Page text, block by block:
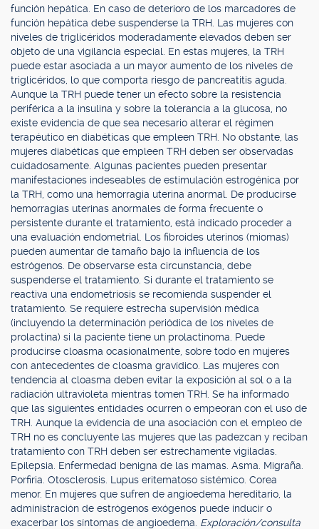
función hepática. En caso de deterioro de los marcadores de
función hepática debe suspenderse la TRH. Las mujeres con
niveles de triglicéridos moderadamente elevados deben ser
objeto de una vigilancia especial. En estas mujeres, la TRH
puede estar asociada a un mayor aumento de los niveles de
triglicéridos, lo que comporta riesgo de pancreatitis aguda.
Aunque la TRH puede tener un efecto sobre la resistencia
periférica a la insulina y sobre la tolerancia a la glucosa, no
existe evidencia de que sea necesario alterar el régimen
terapéutico en diabéticas que empleen TRH. No obstante, las
mujeres diabéticas que empleen TRH deben ser observadas
cuidadosamente. Algunas pacientes pueden presentar
manifestaciones indeseables de estimulación estrogénica por
la TRH, como una hemorragia uterina anormal. De producirse
hemorragias uterinas anormales de forma frecuente o
persistente durante el tratamiento, está indicado proceder a
una evaluación endometrial. Los fibroides uterinos (miomas)
pueden aumentar de tamaño bajo la influencia de los
estrógenos. De observarse esta circunstancia, debe
suspenderse el tratamiento. Si durante el tratamiento se
reactiva una endometriosis se recomienda suspender el
tratamiento. Se requiere estrecha supervisión médica
(incluyendo la determinación periódica de los niveles de
prolactina) si la paciente tiene un prolactinoma. Puede
producirse cloasma ocasionalmente, sobre todo en mujeres
con antecedentes de cloasma gravídico. Las mujeres con
tendencia al cloasma deben evitar la exposición al sol o a la
radiación ultravioleta mientras tomen TRH. Se ha informado
que las siguientes entidades ocurren o empeoran con el uso de
TRH. Aunque la evidencia de una asociación con el empleo de
TRH no es concluyente las mujeres que las padezcan y reciban
tratamiento con TRH deben ser estrechamente vigiladas.
Epilepsia. Enfermedad benigna de las mamas. Asma. Migraña.
Porfiria. Otosclerosis. Lupus eritematoso sistémico. Corea
menor. En mujeres que sufren de angioedema hereditario, la
administración de estrógenos exógenos puede inducir o
exacerbar los síntomas de angioedema. Exploración/consulta